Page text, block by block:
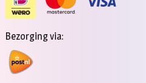
Bezorging via: